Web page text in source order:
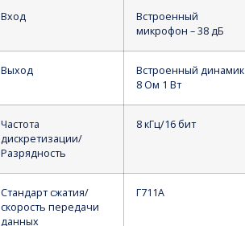
Вход
Встроенный
микрофон – 38 дБ
Выход
Встроенный динамик
8 Ом 1 Вт
Частота
дискретизации/
Разрядность
8 кГц/16 бит
Стандарт сжатия/
скорость передачи
данных
Г711А